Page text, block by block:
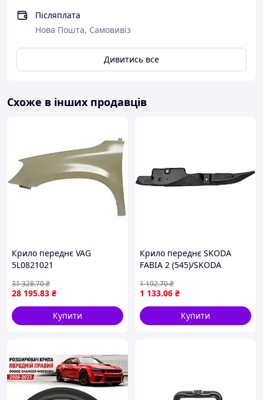
Післяплата
Нова Пошта, Самовивіз
Дивитись все
Схоже в інших продавців
Крило переднє VAG
5L0821021
28 195.83 ₴
31 328.70₴
Купити
Крило переднє SKODA
FABIA 2 (545)/SKODA
р.
1 133.06 ₴
1 192.70₴
Купити